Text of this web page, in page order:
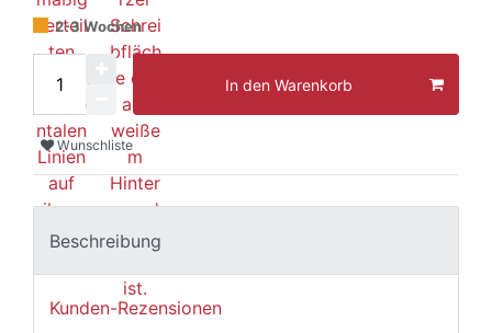
2-3 Wochen
In den Warenkorb
Wunschliste
Beschreibung
Kunden-Rezensionen